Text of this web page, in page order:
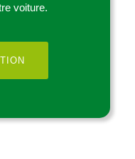
voiture.